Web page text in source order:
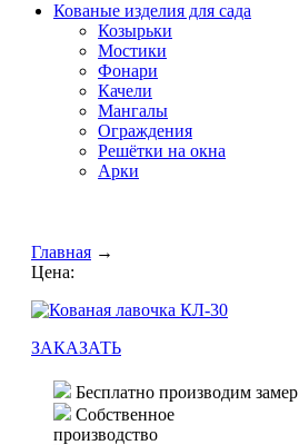
Кованые изделия для сада
Козырьки
Мостики
Фонари
Качели
Мангалы
Ограждения
Решётки на окна
Арки
Главная →
Цена:
ЗАКАЗАТЬ
Бесплатно производим замер
Собственное
производство